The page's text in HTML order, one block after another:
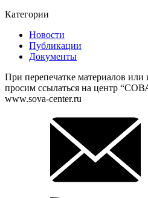
Категории
Новости
Публикации
Документы
При перепечатке материалов
просим ссылаться на центр
www.sova-center.ru